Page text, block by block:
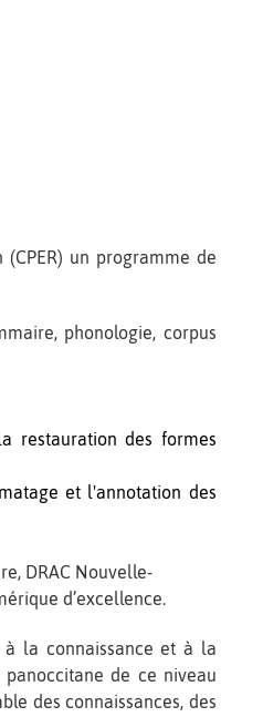
un programme de
phonologie, corpus
restauration des formes
et l'annotation des
DRAC Nouvelle-
d’excellence.
la connaissance et à la
de ce niveau
des connaissances, des